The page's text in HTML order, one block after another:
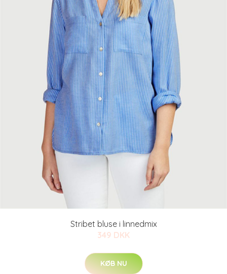
Stribet bluse i linnedmix
349 DKK
KØB NU